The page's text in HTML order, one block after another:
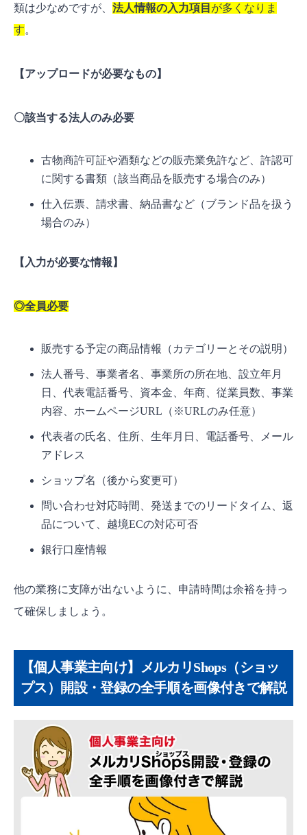
類は少なめですが、 法人情報の入力項目 が多くなりま
す。
【アップロードが必要なもの】
〇該当する法人のみ必要
古物商許可証や酒類などの販売業免許など、許認可
に関する書類（該当商品を販売する場合のみ）
仕入伝票、請求書、納品書など（ブランド品を扱う
場合のみ）
【入力が必要な情報】
◎全員必要
販売する予定の商品情報（カテゴリーとその説明）
法人番号、事業者名、事業所の所在地、設立年月
日、代表電話番号、資本金、年商、従業員数、事業
内容、ホームページURL（※URLのみ任意）
代表者の氏名、住所、生年月日、電話番号、メール
アドレス
ショップ名（後から変更可）
問い合わせ対応時間、発送までのリードタイム、返
品について、越境ECの対応可否
銀行口座情報
他の業務に支障が出ないように、申請時間は余裕を持っ
て確保しましょう。
【個人事業主向け】メルカリShops（ショッ
プス）開設・登録の全手順を画像付きで解説